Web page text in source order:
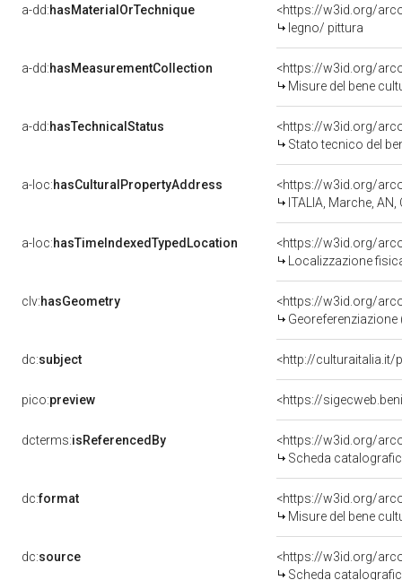
a-dd:hasMaterialOrTechnique
<https://w3id.org/
legno/ pittura
a-dd:hasMeasurementCollection
<https://w3id.org/
Misure del bene
a-dd:hasTechnicalStatus
<https://w3id.org/
Stato tecnico del
a-loc:hasCulturalPropertyAddress
<https://w3id.org/
ITALIA, Marche,
a-loc:hasTimeIndexedTypedLocation
<https://w3id.org/
Localizzazione
clv:hasGeometry
<https://w3id.org/
dc:subject <http://culturaitalia.it/
pico:preview
dcterms:isReferencedBy
<https://w3id.org/
Scheda
dc:format
<https://w3id.org/
Misure del bene
dc:source
<https://w3id.org/
Scheda